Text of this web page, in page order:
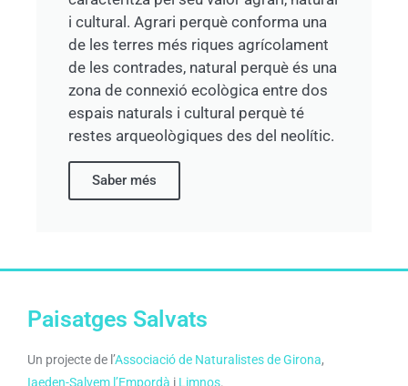
i cultural. Agrari perquè conforma una
de les terres més riques agrícolament
de les contrades, natural perquè és una
zona de connexió ecològica entre dos
espais naturals i cultural perquè té
restes arqueològiques des del neolític.
Saber més
Paisatges Salvats
Un projecte de l’Associació de Naturalistes de Girona,
Iaeden-Salvem l’Empordà i Limnos.